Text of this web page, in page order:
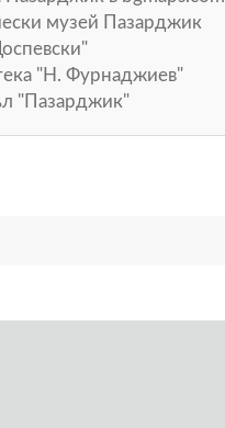
музей Пазарджик
"Н. Фурнаджиев"
"Пазарджик"